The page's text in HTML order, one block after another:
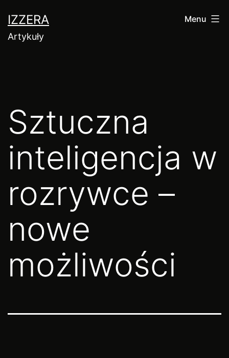
do
treści
IZZERA
Artykuły
Menu
Sztuczna
inteligencja w
rozrywce –
nowe
możliwości